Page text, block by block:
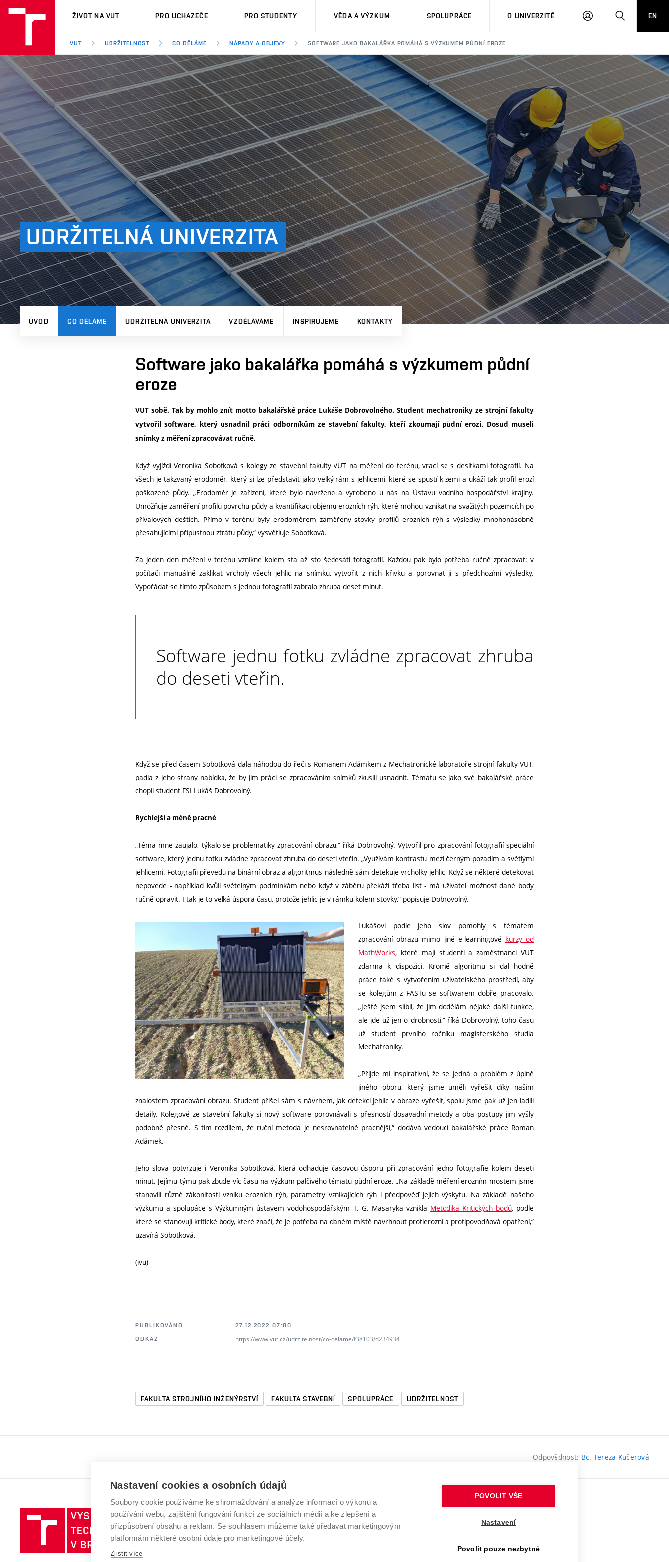
VUT
ŽIVOT NA VUT PRO UCHAZEČE PRO STUDENTY VĚDA A VÝZKUM SPOLUPRÁCE O UNIVERZITĚ
PŘIHLÁSIT HLEDATEN
VUT UDRŽITELNOST CO DĚLÁME NÁPADY A OBJEVY SOFTWARE JAKO BAKALÁŘKA POMÁHÁ S VÝZKUMEM PŮDNÍ EROZE
UDRŽITELNÁ UNIVERZITA
ÚVOD CO DĚLÁME UDRŽITELNÁ UNIVERZITA VZDĚLÁVÁME INSPIRUJEME KONTAKTY
Software jako bakalářka pomáhá s výzkumem půdní
eroze
VUT sobě. Tak by mohlo znít motto bakalářské práce Lukáše Dobrovolného. Student mechatroniky ze strojní fakulty
vytvořil software, který usnadnil práci odborníkům ze stavební fakulty, kteří zkoumají půdní erozi. Dosud museli
snímky z měření zpracovávat ručně.
Když vyjíždí Veronika Sobotková s kolegy ze stavební fakulty VUT na měření do terénu, vrací se s desítkami fotografií. Na
všech je takzvaný erodoměr, který si lze představit jako velký rám s jehlicemi, které se spustí k zemi a ukáží tak profil erozí
poškozené půdy. „Erodoměr je zařízení, které bylo navrženo a vyrobeno u nás na Ústavu vodního hospodářství krajiny.
Umožňuje zaměření profilu povrchu půdy a kvantifikaci objemu erozních rýh, které mohou vznikat na svažitých pozemcích po
přívalových deštích. Přímo v terénu byly erodoměrem zaměřeny stovky profilů erozních rýh s výsledky mnohonásobně
přesahujícími přípustnou ztrátu půdy,“ vysvětluje Sobotková.
Za jeden den měření v terénu vznikne kolem sta až sto šedesáti fotografií. Každou pak bylo potřeba ručně zpracovat: v
počítači manuálně zaklikat vrcholy všech jehlic na snímku, vytvořit z nich křivku a porovnat ji s předchozími výsledky.
Vypořádat se tímto způsobem s jednou fotografií zabralo zhruba deset minut.
Software jednu fotku zvládne zpracovat zhruba
do deseti vteřin.
Když se před časem Sobotková dala náhodou do řeči s Romanem Adámkem z Mechatronické laboratoře strojní fakulty VUT,
padla z jeho strany nabídka, že by jim práci se zpracováním snímků zkusili usnadnit. Tématu se jako své bakalářské práce
chopil student FSI Lukáš Dobrovolný.
Rychlejší a méně pracné
„Téma mne zaujalo, týkalo se problematiky zpracování obrazu,“ říká Dobrovolný. Vytvořil pro zpracování fotografií speciální
software, který jednu fotku zvládne zpracovat zhruba do deseti vteřin. „Využívám kontrastu mezi černým pozadím a světlými
jehlicemi. Fotografii převedu na binární obraz a algoritmus následně sám detekuje vrcholky jehlic. Když se některé detekovat
nepovede - například kvůli světelným podmínkám nebo když v záběru překáží třeba list - má uživatel možnost dané body
ručně opravit. I tak je to velká úspora času, protože jehlic je v rámku kolem stovky,“ popisuje Dobrovolný.
Lukášovi podle jeho slov pomohly s tématem
zpracování obrazu mimo jiné e-learningové kurzy od
MathWorks, které mají studenti a zaměstnanci VUT
zdarma k dispozici. Kromě algoritmu si dal hodně
práce také s vytvořením uživatelského prostředí, aby
se kolegům z FASTu se softwarem dobře pracovalo.
„Ještě jsem slíbil, že jim dodělám nějaké další funkce,
ale jde už jen o drobnosti,“ říká Dobrovolný, toho času
už student prvního ročníku magisterského studia
Mechatroniky.
„Přijde mi inspirativní, že se jedná o problém z úplně
jiného oboru, který jsme uměli vyřešit díky našim
znalostem zpracování obrazu. Student přišel sám s návrhem, jak detekci jehlic v obraze vyřešit, spolu jsme pak už jen ladili
detaily. Kolegové ze stavební fakulty si nový software porovnávali s přesností dosavadní metody a oba postupy jim vyšly
podobně přesné. S tím rozdílem, že ruční metoda je nesrovnatelně pracnější,“ dodává vedoucí bakalářské práce Roman
Adámek.
Jeho slova potvrzuje i Veronika Sobotková, která odhaduje časovou úsporu při zpracování jedno fotografie kolem deseti
minut. Jejímu týmu pak zbude víc času na výzkum palčivého tématu půdní eroze. „Na základě měření erozním mostem jsme
stanovili různé zákonitosti vzniku erozních rýh, parametry vznikajících rýh i předpověď jejich výskytu. Na základě našeho
výzkumu a spolupáce s Výzkumným ústavem vodohospodářským T. G. Masaryka vznikla Metodika Kritických bodů, podle
které se stanovují kritické body, které značí, že je potřeba na daném místě navrhnout protierozní a protipovodňová opatření,“
uzavírá Sobotková.
(ivu)
PUBLIKOVÁNO
27.12.2022 07:00
ODKAZ
https://www.vut.cz/udrzitelnost/co-delame/f38103/d234934
FAKULTA STROJNÍHO INŽENÝRSTVÍ FAKULTA STAVEBNÍ SPOLUPRÁCE UDRŽITELNOST
Odpovědnost: Bc. Tereza Kučerová
VYSOKÉ UČENÍ TECHNICKÉ V BRNĚ
Kolejní 2906/4
612 00 Brno
Nastavení cookies a osobních údajů
Soubory cookie používáme ke shromažďování a analýze informací o výkonu a
používání webu, zajištění fungování funkcí ze sociálních médií a ke zlepšení a
přizpůsobení obsahu a reklam. Se souhlasem můžeme také předávat marketingovým
platformám některé osobní údaje pro marketingové účely.
Zjistit více
POVOLIT VŠE
Nastavení
Povolit pouze nezbytné